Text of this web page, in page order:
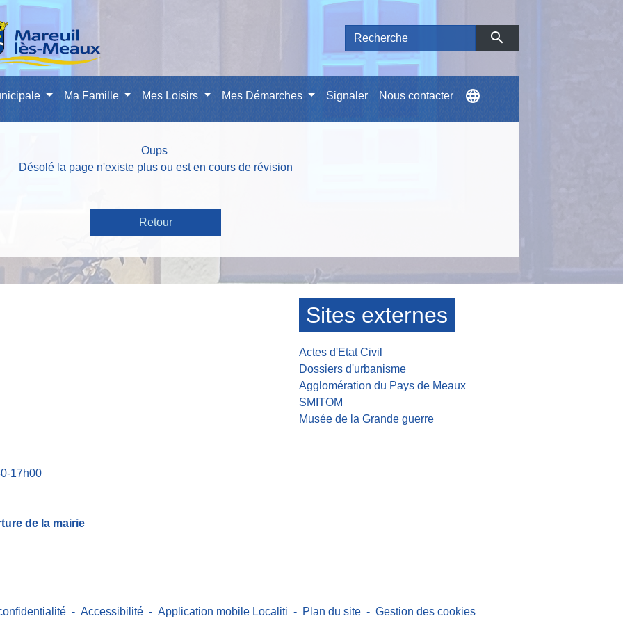
search
Ma Famille Mes Loisirs Mes Démarches Signaler Nous contacter language
Oups
Désolé la page n'existe plus ou est en cours de révision
Retour
17h00
de la mairie
Sites externes
Actes d'Etat Civil
Dossiers d'urbanisme
Agglomération du Pays de Meaux
SMITOM
Musée de la Grande guerre
- Accessibilité - Application mobile Localiti - Plan du site - Gestion des cookies